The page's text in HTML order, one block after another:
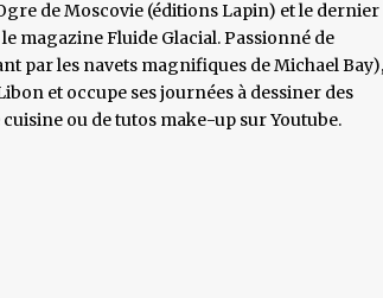
de Moscovie (éditions Lapin) et le dernier
magazine Fluide Glacial. Passionné de
par les navets magnifiques de Michael Bay),
et occupe ses journées à dessiner des
ou de tutos make-up sur Youtube.